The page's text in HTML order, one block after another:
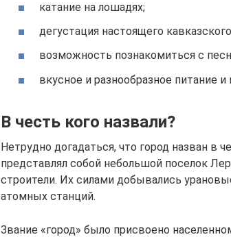
катание на лошадях;
дегустация настоящего
возможность познакомиться с
вкусное и разнообразное питание и
В честь кого назвали?
Нетрудно догадаться, что город назван в
представлял собой небольшой поселок
строители. Их силами добывались
атомных станций.
Звание «город» было присвоено